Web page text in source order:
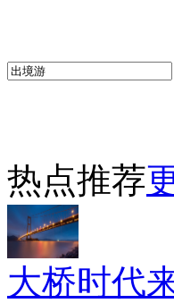
热点推荐
大桥时代